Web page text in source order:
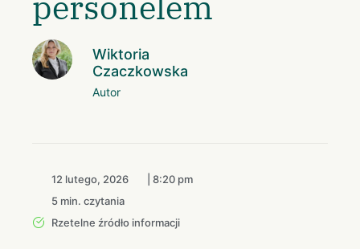
Wiktoria
Czaczkowska
Autor
12 lutego, 2026
8:20 pm
5 min. czytania
Rzetelne źródło informacji